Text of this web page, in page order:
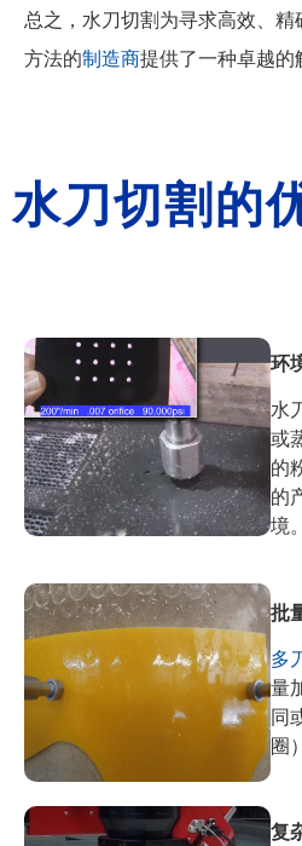
总之，水刀切割为寻求高效、
方法的制造商提供了一种卓越的
水刀切割的
环
水
或
的
的
境。
批
多
量
同
圈
复